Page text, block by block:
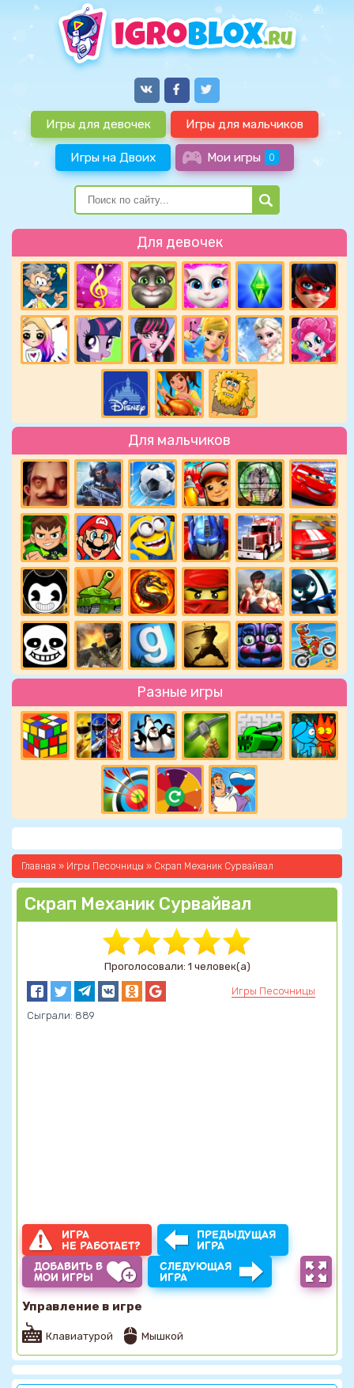
Игры для девочек Игры для мальчиков
Игры на Двоих Мои игры 0
Для девочек
Для мальчиков
Разные игры
Главная » Игры Песочницы » Скрап Механик Сурвайвал
Скрап Механик Сурвайвал
Проголосовали: 1 человек(а)
Игры Песочницы
Сыграли: 889
ИГРА
НЕ РАБОТАЕТ?
ПРЕДЫДУЩАЯ
ИГРА
ДОБАВИТЬ В
МОИ ИГРЫ
СЛЕДУЮЩАЯ
ИГРА
Управление в игре
Клавиатурой Мышкой